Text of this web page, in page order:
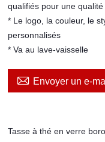
qualifiés pour une
* Le logo, la couleur, le
personnalisés
* Va au lave-vaisselle
 Envoyer un e-
Tasse à thé en verre